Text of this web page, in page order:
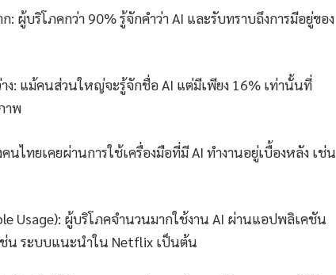
: ผู้บริโภคกว่า 90% รู้จักคำว่า AI และรับทราบถึงการมีอยู่ของ
าง: แม้คนส่วนใหญ่จะรู้จักชื่อ AI แต่มีเพียง 16% เท่านั้นที่
าพ
ไทยเคยผ่านการใช้เครื่องมือที่มี AI ทำงานอยู่เบื้องหลัง เช่น
Usage): ผู้บริโภคจำนวนมากใช้งาน AI ผ่านแอปพลิเคชัน
น ระบบแนะนำใน Netflix เป็นต้น